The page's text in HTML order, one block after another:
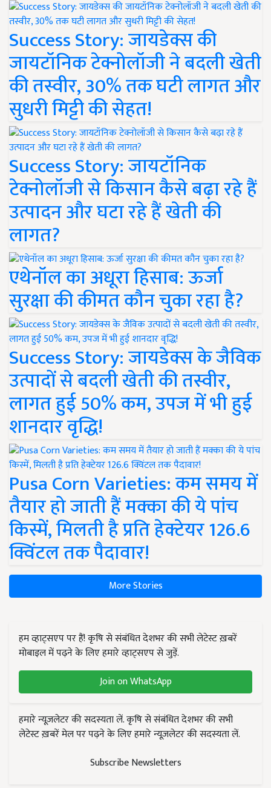
Success Story: जायडेक्स की
जायटॉनिक टेक्नोलॉजी ने बदली खेती
की तस्वीर, 30% तक घटी लागत और
सुधरी मिट्टी की सेहत!
Success Story: जायटॉनिक
टेक्नोलॉजी से किसान कैसे बढ़ा रहे हैं
उत्पादन और घटा रहे हैं खेती की
लागत?
एथेनॉल का अधूरा हिसाब: ऊर्जा
सुरक्षा की कीमत कौन चुका रहा है?
Success Story: जायडेक्स के जैविक
उत्पादों से बदली खेती की तस्वीर,
लागत हुई 50% कम, उपज में भी हुई
शानदार वृद्धि!
Pusa Corn Varieties: कम समय में
तैयार हो जाती हैं मक्का की ये पांच
किस्में, मिलती है प्रति हेक्टेयर 126.6
क्विंटल तक पैदावार!
More Stories
हम व्हाट्सएप पर हैं! कृषि से संबंधित देशभर की सभी लेटेस्ट ख़बरें
मोबाइल में पढ़ने के लिए हमारे व्हाट्सएप से जुड़ें.
Join on WhatsApp
हमारे न्यूज़लेटर की सदस्यता लें. कृषि से संबंधित देशभर की सभी
लेटेस्ट ख़बरें मेल पर पढ़ने के लिए हमारे न्यूज़लेटर की सदस्यता लें.
Subscribe Newsletters